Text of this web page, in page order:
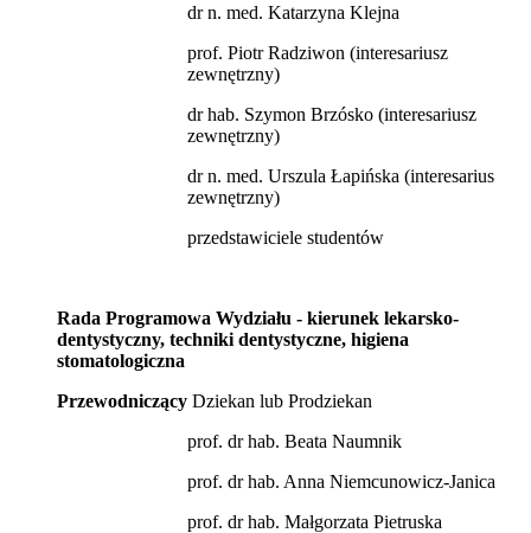
dr n. med. Katarzyna Klejna
prof. Piotr Radziwon (interesariusz
zewnętrzny)
dr hab. Szymon Brzósko (interesariusz
zewnętrzny)
dr n. med. Urszula Łapińska (interesarius
zewnętrzny)
przedstawiciele studentów
Rada Programowa Wydziału - kierunek lekarsko-
dentystyczny, techniki dentystyczne, higiena
stomatologiczna
Przewodniczący Dziekan lub Prodziekan
prof. dr hab. Beata Naumnik
prof. dr hab. Anna Niemcunowicz-Janica
prof. dr hab. Małgorzata Pietruska